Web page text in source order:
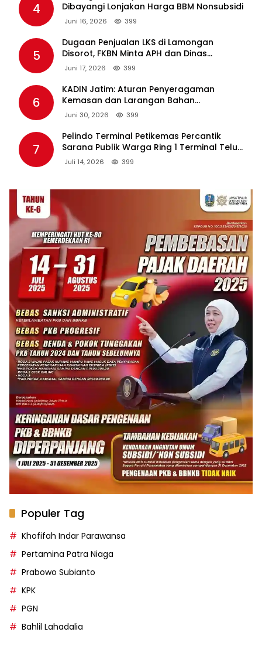
4
Dibayangi Lonjakan Harga BBM Nonsubsidi
Juni 16, 2026 399
5
Dugaan Penjualan LKS di Lamongan
Disorot, FKBN Minta APH dan Dinas
Pendidikan Bertindak Tegas.
Juni 17, 2026 399
6
KADIN Jatim: Aturan Penyeragaman
Kemasan dan Larangan Bahan
Tambahan Berpotensi Ganggu Industri
Juni 30, 2026 399
7
Pelindo Terminal Petikemas Percantik
Sarana Publik Warga Ring 1 Terminal Teluk
Lamong Lewat Program TJSL
Juli 14, 2026 399
Populer Tag
Khofifah Indar Parawansa
Pertamina Patra Niaga
Prabowo Subianto
KPK
PGN
Bahlil Lahadalia